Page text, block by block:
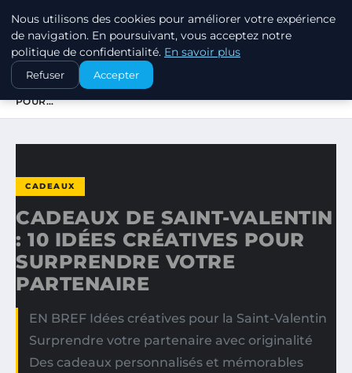
SWISSTALES
ACCUEIL
CADEAUX
CADEAUX DE SAINT-VALENTIN : 10 IDÉES CRÉATIVES
POUR…
CADEAUX
CADEAUX DE SAINT-VALENTIN
: 10 IDÉES CRÉATIVES POUR
SURPRENDRE VOTRE
PARTENAIRE
EN BREF Idées créatives pour la Saint-Valentin
Surprendre votre partenaire avec originalité
Des cadeaux personnalisés et mémorables
Nous utilisons des cookies pour améliorer votre expérience
de navigation. En poursuivant, vous acceptez notre
politique de confidentialité. En savoir plus
Refuser Accepter